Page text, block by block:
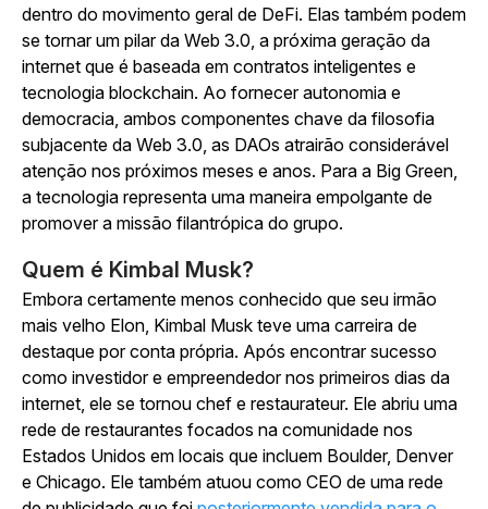
dentro do movimento geral de DeFi. Elas também podem
se tornar um pilar da Web 3.0, a próxima geração da
internet que é baseada em contratos inteligentes e
tecnologia blockchain. Ao fornecer autonomia e
democracia, ambos componentes chave da filosofia
subjacente da Web 3.0, as DAOs atrairão considerável
atenção nos próximos meses e anos. Para a Big Green,
a tecnologia representa uma maneira empolgante de
promover a missão filantrópica do grupo.
Quem é Kimbal Musk?
Embora certamente menos conhecido que seu irmão
mais velho Elon, Kimbal Musk teve uma carreira de
destaque por conta própria. Após encontrar sucesso
como investidor e empreendedor nos primeiros dias da
internet, ele se tornou chef e restaurateur. Ele abriu uma
rede de restaurantes focados na comunidade nos
Estados Unidos em locais que incluem Boulder, Denver
e Chicago. Ele também atuou como CEO de uma rede